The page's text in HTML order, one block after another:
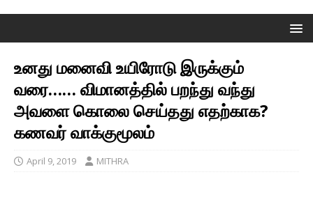
உனது மனைவி உயிரோடு இருக்கும்
வரை…… விமானத்தில் பறந்து வந்து
அவளை கொலை செய்தது எதற்காக?
கணவர் வாக்குமூலம்
April 9, 2019 MITHRA